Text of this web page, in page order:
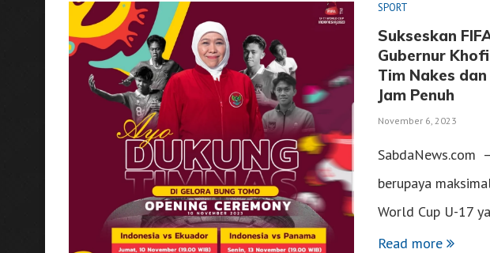
SPORT
Sukseskan
Gubernur
Tim Nakes
Jam Penuh
November 6, 2023
SabdaNews.com
berupaya
World Cup U-17
Read more